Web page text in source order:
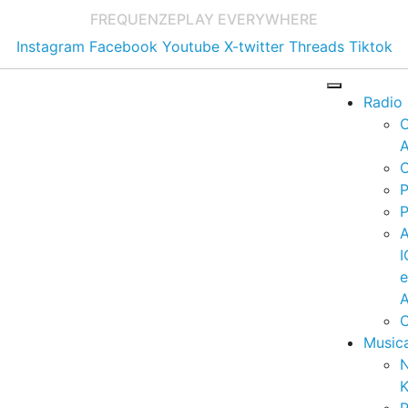
FREQUENZEPLAY EVERYWHERE
Instagram Facebook Youtube X-twitter Threads Tiktok
Radio
e